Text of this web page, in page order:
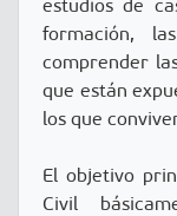
estudios de
formación,
comprender
que están
los que
El objetivo
Civil